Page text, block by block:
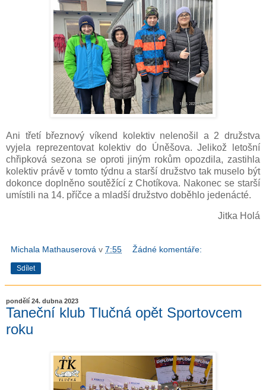
Ani třetí březnový víkend kolektiv nelenošil a 2 družstva
vyjela reprezentovat kolektiv do Úněšova. Jelikož letošní
chřipková sezona se oproti jiným rokům opozdila, zastihla
kolektiv právě v tomto týdnu a starší družstvo tak muselo být
dokonce doplněno soutěžící z Chotíkova. Nakonec se starší
umístili na 14. příčce a mladší družstvo doběhlo jedenácté.
Jitka Holá
Michala Mathauserová v 7:55 Žádné komentáře:
Sdílet
pondělí 24. dubna 2023
Taneční klub Tlučná opět Sportovcem
roku